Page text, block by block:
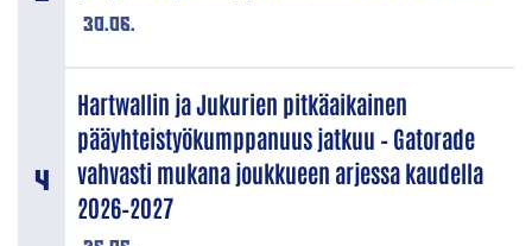
30.06.
Hartwallin ja Jukurien pitkäaikainen
pääyhteistyökumppanuus jatkuu – Gatorade
vahvasti mukana joukkueen arjessa kaudella
2026–2027